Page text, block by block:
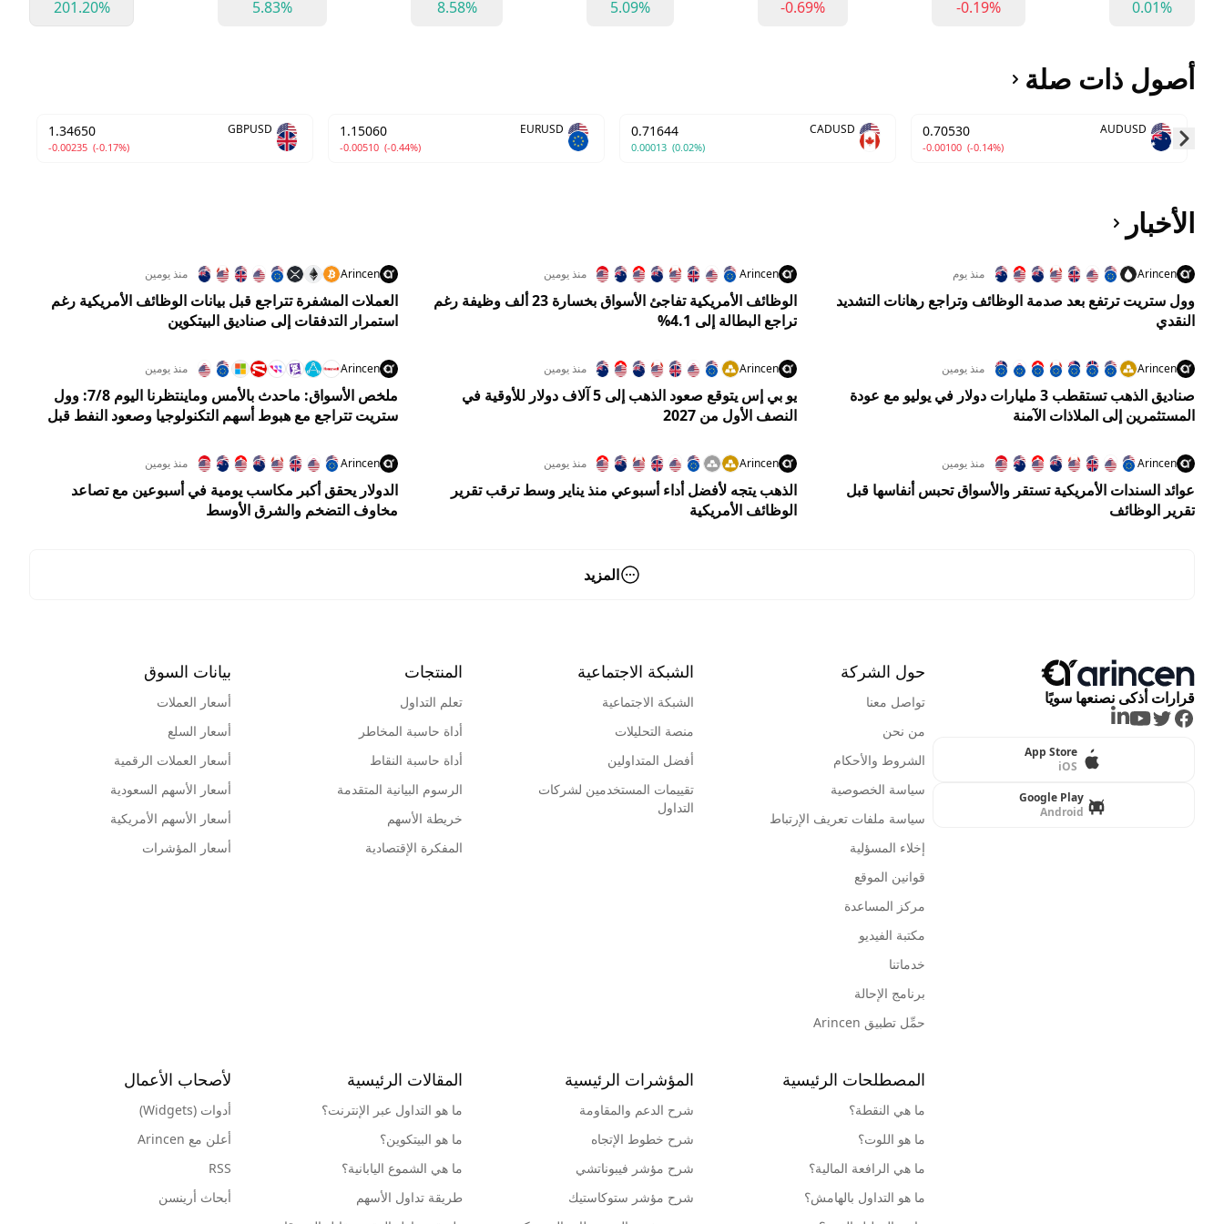
0.01%
-0.19%
-0.69%
5.09%
8.58%
5.83%
201.20%
أصول ذات صلة
AUDUSD
0.70530
-0.00100 (-0.14%)
CADUSD
0.71644
0.00013 (0.02%)
EURUSD
1.15060
-0.00510 (-0.44%)
GBPUSD
1.34650
-0.00235 (-0.17%)
الأخبار
Arincen منذ يوم
وول ستريت ترتفع بعد صدمة الوظائف وتراجع رهانات التشديد
النقدي
Arincen منذ يومين
الوظائف الأمريكية تفاجئ الأسواق بخسارة 23 ألف وظيفة رغم
تراجع البطالة إلى 4.1%
Arincen منذ يومين
العملات المشفرة تتراجع قبل بيانات الوظائف الأمريكية رغم
استمرار التدفقات إلى صناديق البيتكوين
Arincen منذ يومين
صناديق الذهب تستقطب 3 مليارات دولار في يوليو مع عودة
المستثمرين إلى الملاذات الآمنة
Arincen منذ يومين
يو بي إس يتوقع صعود الذهب إلى 5 آلاف دولار للأوقية في
النصف الأول من 2027
Arincen منذ يومين
ملخص الأسواق: ماحدث بالأمس وماينتظرنا اليوم 7/8: وول
ستريت تتراجع مع هبوط أسهم التكنولوجيا وصعود النفط قبل
Arincen منذ يومين
عوائد السندات الأمريكية تستقر والأسواق تحبس أنفاسها قبل
تقرير الوظائف
Arincen منذ يومين
الذهب يتجه لأفضل أداء أسبوعي منذ يناير وسط ترقب تقرير
الوظائف الأمريكية
Arincen منذ يومين
الدولار يحقق أكبر مكاسب يومية في أسبوعين مع تصاعد
مخاوف التضخم والشرق الأوسط
المزيد
قرارات أذكى نصنعها سويًا
Facebook
Twitter
Youtube
LinkedIn
App Store
iOS
Google Play
Android
حول الشركة
تواصل معنا
من نحن
الشروط والأحكام
سياسة الخصوصية
سياسة ملفات تعريف الإرتباط
إخلاء المسؤلية
قوانين الموقع
مركز المساعدة
مكتبة الفيديو
خدماتنا
برنامج الإحالة
حمِّل تطبيق Arincen
الشبكة الاجتماعية
الشبكة الاجتماعية
منصة التحليلات
أفضل المتداولين
تقييمات المستخدمين لشركات
التداول
المنتجات
تعلم التداول
أداة حاسبة المخاطر
أداة حاسبة النقاط
الرسوم البيانية المتقدمة
خريطة الأسهم
المفكرة الإقتصادية
بيانات السوق
أسعار العملات
أسعار السلع
أسعار العملات الرقمية
أسعار الأسهم السعودية
أسعار الأسهم الأمريكية
أسعار المؤشرات
المصطلحات الرئيسية
ما هي النقطة؟
ما هو اللوت؟
ما هي الرافعة المالية؟
ما هو التداول بالهامش؟
المؤشرات الرئيسية
شرح الدعم والمقاومة
شرح خطوط الإتجاه
شرح مؤشر فيبوناتشي
شرح مؤشر ستوكاستيك
المقالات الرئيسية
ما هو التداول عبر الإنترنت؟
ما هو البيتكوين؟
ما هي الشموع اليابانية؟
طريقة تداول الأسهم
لأصحاب الأعمال
أدوات (Widgets)
أعلن مع Arincen
RSS
أبحاث أرينسن